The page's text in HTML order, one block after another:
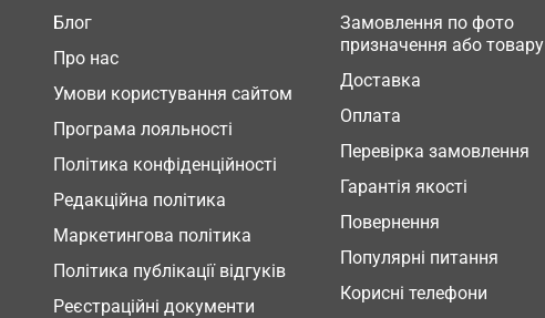
Блог
Про нас
Умови користування сайтом
Програма лояльності
Політика конфіденційності
Редакційна політика
Маркетингова політика
Політика публікації відгуків
Реєстраційні документи
Замовлення по фото
призначення або товару
Доставка
Оплата
Перевірка замовлення
Гарантія якості
Повернення
Популярні питання
Корисні телефони